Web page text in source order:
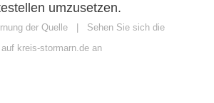
umzusetzen.
der Quelle
Sehen Sie sich die
kreis-stormarn.de an